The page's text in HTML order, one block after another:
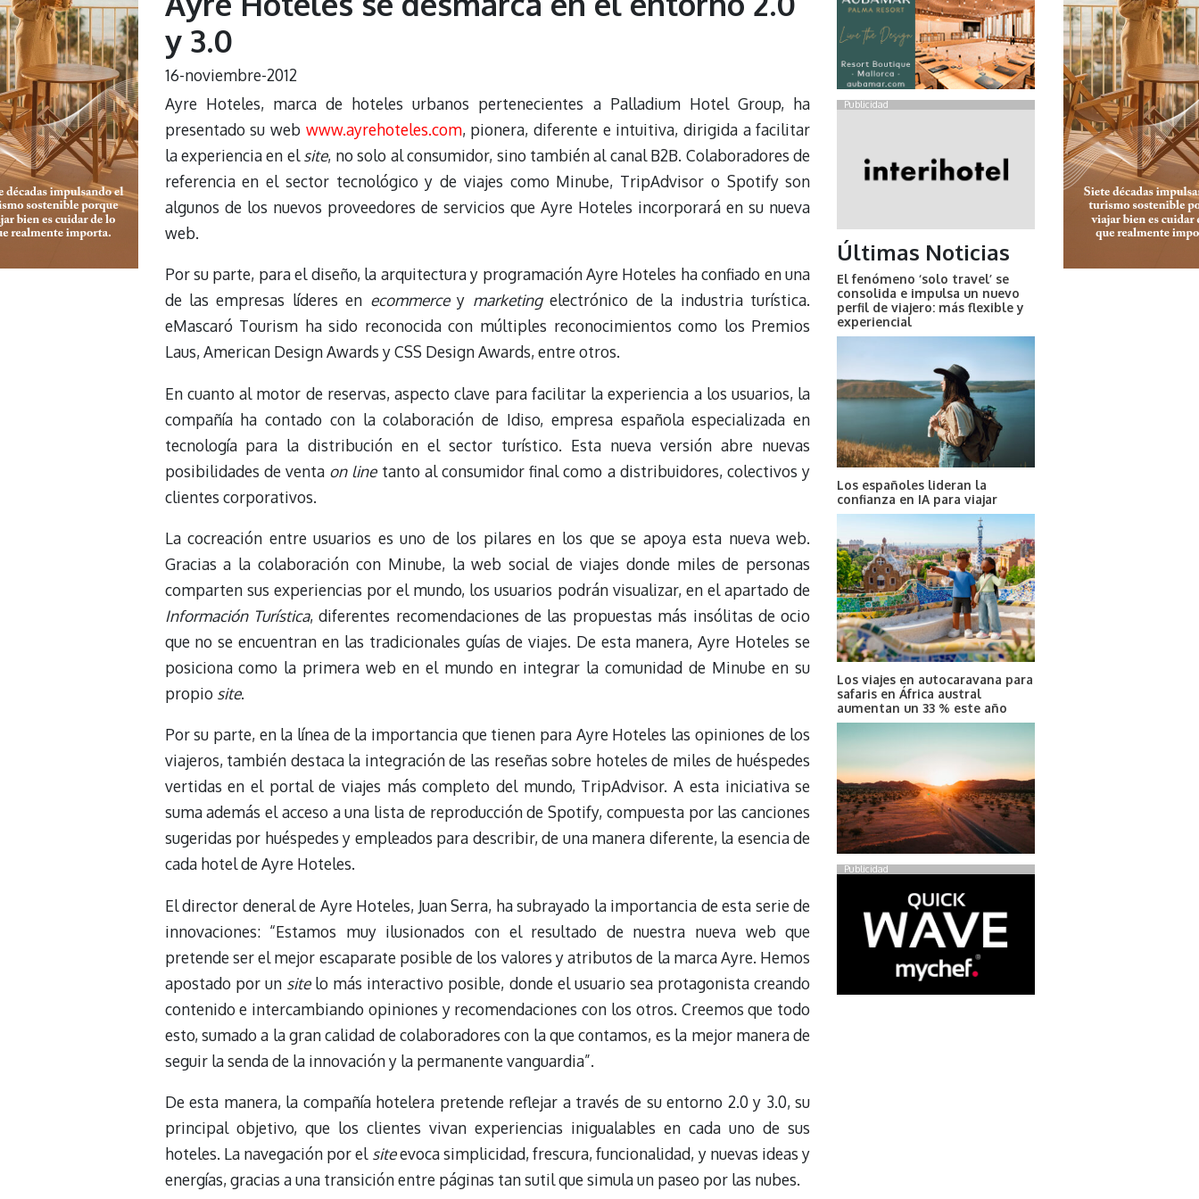
y 3.0
16-noviembre-2012
Ayre Hoteles, marca de hoteles urbanos pertenecientes a Palladium Hotel Group, ha
presentado su web www.ayrehoteles.com, pionera, diferente e intuitiva, dirigida a facilitar
la experiencia en elsite, no solo al consumidor, sino también al canal B2B. Colaboradores de
referencia en el sector tecnológico y de viajes como Minube, TripAdvisor o Spotify son
algunos de los nuevos proveedores de servicios que Ayre Hoteles incorporará en su nueva
web.
Por su parte, para el diseño, la arquitectura y programación Ayre Hoteles ha confiado en una
de las empresas líderes en ecommercey marketingelectrónico de la industria turística.
eMascaró Tourism ha sido reconocida con múltiples reconocimientos como los Premios
Laus, American Design Awards y CSS Design Awards, entre otros.
En cuanto al motor de reservas, aspecto clave para facilitar la experiencia a los usuarios, la
compañía ha contado con la colaboración de Idiso, empresa española especializada en
tecnología para la distribución en el sector turístico. Esta nueva versión abre nuevas
posibilidades de ventaon linetanto al consumidor final como a distribuidores, colectivos y
clientes corporativos.
La cocreación entre usuarios es uno de los pilares en los que se apoya esta nueva web.
Gracias a la colaboración con Minube, la web social de viajes donde miles de personas
comparten sus experiencias por el mundo, los usuarios podrán visualizar, en el apartado de
Información Turística, diferentes recomendaciones de las propuestas más insólitas de ocio
que no se encuentran en las tradicionales guías de viajes. De esta manera, Ayre Hoteles se
posiciona como la primera web en el mundo en integrar la comunidad de Minube en su
propio site.
Por su parte, en la línea de la importancia que tienen para Ayre Hoteles las opiniones de los
viajeros, también destaca la integración de las reseñas sobre hoteles de miles de huéspedes
vertidas en el portal de viajes más completo del mundo, TripAdvisor. A esta iniciativa se
suma además el acceso a una lista de reproducción de Spotify, compuesta por las canciones
sugeridas por huéspedes y empleados para describir, de una manera diferente, la esencia de
cada hotel de Ayre Hoteles.
El director deneral de Ayre Hoteles, Juan Serra, ha subrayado la importancia de esta serie de
innovaciones: “Estamos muy ilusionados con el resultado de nuestra nueva web que
pretende ser el mejor escaparate posible de los valores y atributos de la marca Ayre. Hemos
apostado por un sitelo más interactivo posible, donde el usuario sea protagonista creando
contenido e intercambiando opiniones y recomendaciones con los otros. Creemos que todo
esto, sumado a la gran calidad de colaboradores con la que contamos, es la mejor manera de
seguir la senda de la innovación y la permanente vanguardia”.
De esta manera, la compañía hotelera pretende reflejar a través de su entorno 2.0 y 3.0, su
principal objetivo, que los clientes vivan experiencias inigualables en cada uno de sus
hoteles. La navegación por el siteevoca simplicidad, frescura, funcionalidad, y nuevas ideas y
energías, gracias a una transición entre páginas tan sutil que simula un paseo por las nubes.
Publicidad
Últimas Noticias
El fenómeno ‘solo travel’ se
consolida e impulsa un nuevo
perfil de viajero: más flexible y
experiencial
Los españoles lideran la
confianza en IA para viajar
Los viajes en autocaravana para
safaris en África austral
aumentan un 33 % este año
Publicidad